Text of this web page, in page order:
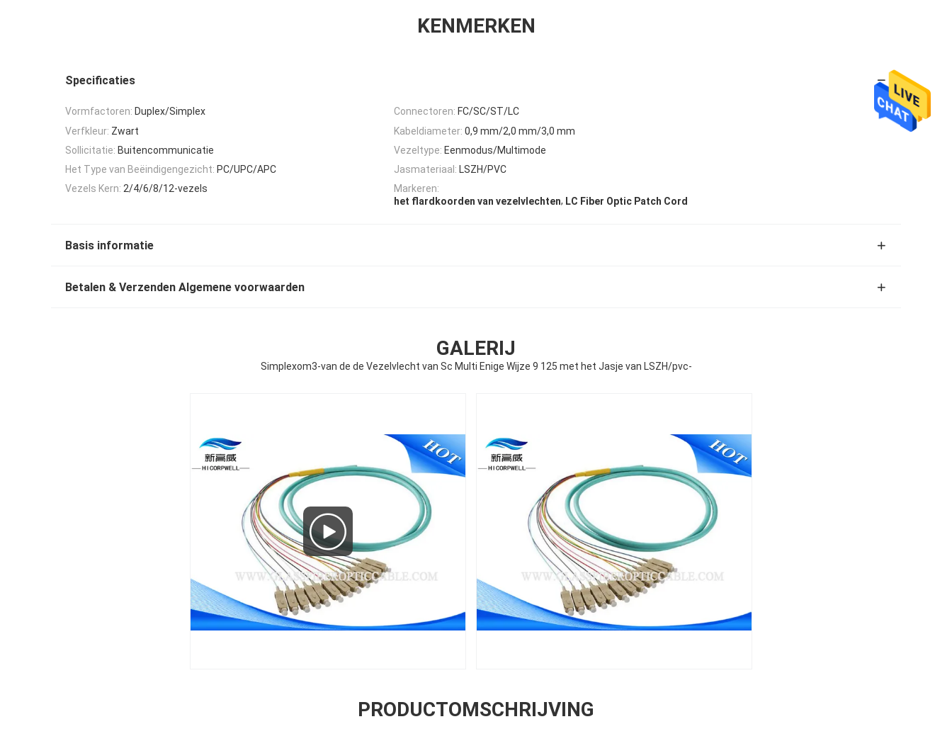
KENMERKEN
Specificaties
Vormfactoren: Duplex/Simplex Connectoren: FC/SC/ST/LC
Verfkleur: Zwart Kabeldiameter: 0,9 mm/2,0 mm/3,0 mm
Sollicitatie: Buitencommunicatie Vezeltype: Eenmodus/Multimode
Het Type van Beëindigengezicht: PC/UPC/APC Jasmateriaal: LSZH/PVC
Vezels Kern: 2/4/6/8/12-vezels
Markeren:
het flardkoorden van vezelvlechten, LC Fiber Optic Patch Cord
Basis informatie
Betalen & Verzenden Algemene voorwaarden
GALERIJ
Simplexom3-van de de Vezelvlecht van Sc Multi Enige Wijze 9 125 met het Jasje van LSZH/pvc-
PRODUCTOMSCHRIJVING